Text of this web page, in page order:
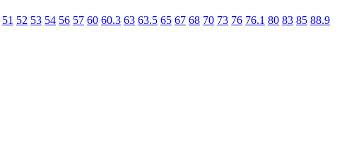
51 52 53 54 56 57 60 60.3 63 63.5 65 67 68 70 73 76 76.1 80 83 85 88.9